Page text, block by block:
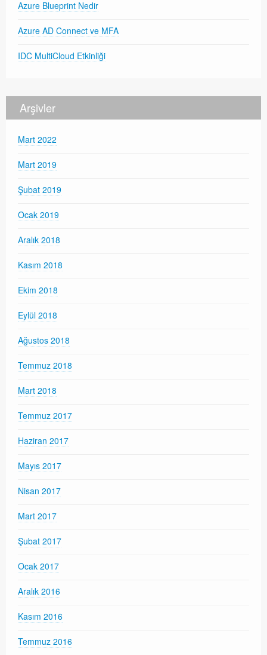
Azure Blueprint Nedir
Azure AD Connect ve MFA
IDC MultiCloud Etkinliği
Arşivler
Mart 2022
Mart 2019
Şubat 2019
Ocak 2019
Aralık 2018
Kasım 2018
Ekim 2018
Eylül 2018
Ağustos 2018
Temmuz 2018
Mart 2018
Temmuz 2017
Haziran 2017
Mayıs 2017
Nisan 2017
Mart 2017
Şubat 2017
Ocak 2017
Aralık 2016
Kasım 2016
Temmuz 2016